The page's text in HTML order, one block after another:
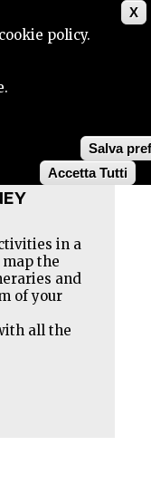
X
policy.
Salva
Accetta Tutti
in a
the
and
of your
all the